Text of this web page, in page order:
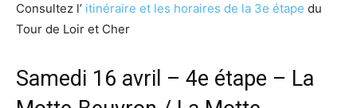
Consultez l’ itinéraire et les horaires de la 3e étape du
Tour de Loir et Cher
Samedi 16 avril – 4e étape – La